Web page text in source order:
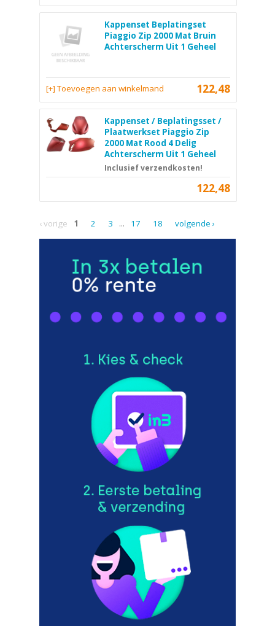
Kappenset Beplatingset
Piaggio Zip 2000 Mat Bruin
Achterscherm Uit 1 Geheel
122,48
[+] Toevoegen aan winkelmand
Kappenset / Beplatingsset /
Plaatwerkset Piaggio Zip
2000 Mat Rood 4 Delig
Achterscherm Uit 1 Geheel
Inclusief verzendkosten!
122,48
‹ vorige 1 2 3 ... 17 18 volgende ›